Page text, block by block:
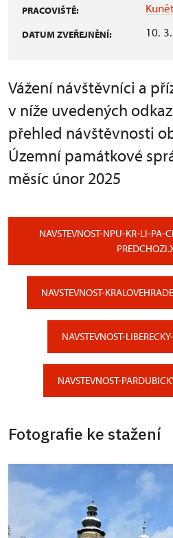
PRACOVIŠTĚ:
DATUM ZVEŘEJNĚNÍ: 10.
Vážení návštěvníci a
v níže uvedených
přehled návštěvnosti
Územní památkové
měsíc únor 2025
NAVSTEVNOST-NPU-KR-LI-PA-
NAVSTEVNOST-
NAVSTEVNOST-
NAVSTEVNOST-
Fotografie ke stažení